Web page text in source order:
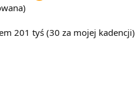
201 tyś (30 za mojej kadencji)